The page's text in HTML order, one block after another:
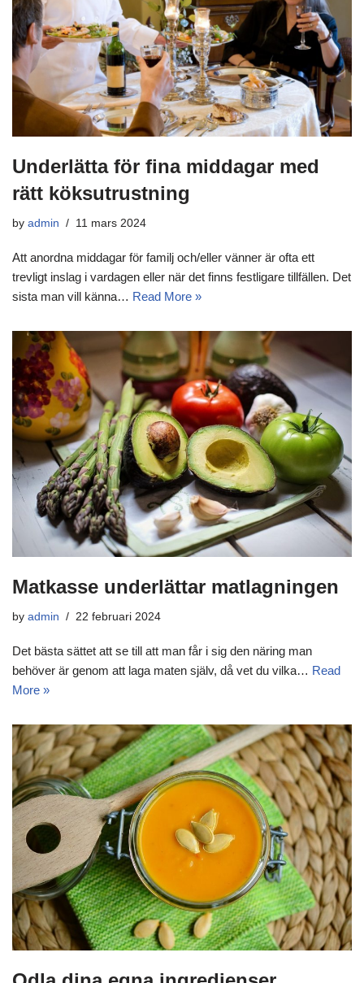
Underlätta för fina middagar med
rätt köksutrustning
by admin 11 mars 2024
Att anordna middagar för familj och/eller vänner är ofta ett
trevligt inslag i vardagen eller när det finns festligare tillfällen. Det
sista man vill känna… Read More »
Matkasse underlättar matlagningen
by admin 22 februari 2024
Det bästa sättet att se till att man får i sig den näring man
behöver är genom att laga maten själv, då vet du vilka… Read
More »